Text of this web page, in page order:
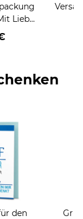
Liebe
den